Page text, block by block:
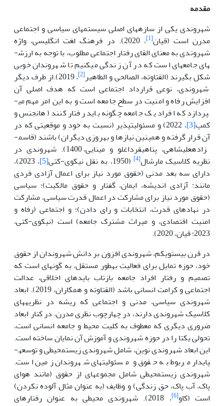
مقدمه
شهروندی یکی از سازه­های اصلی سیستم­های سیاسی و اجتماعی
مدرن است (قیان[1]
، 2020). در فرهنگ لغت انگلیسی، واژه
شهروندی به معنای القای رفتار اجتماعی مطلوب، با توجه به ارزش­
های جامعه­ای است که در آن زندگی می­کنیم تا شهروندان خوبی
شکل بگیرند (القتاوته، الصالحی و الطاهیر[2]
، 2019).از طرف دیگر
شهروندی، نوعی قرارداد اجتماعی است که هدف اصلی آن
افزایش رفاه و امنیت در سطح جامعه است و به این امر مهم می­
پردازد که افراد یک جامعه چگونه باید رفتار کنند (هانجنس و
کمپ[3]
، 2022) و مسئولیت­پذیر (نسبت به خود و موقعیتی که در
آن قرار گرفته و همپنین نیازها و بهروزی دیگران) باشند (قاسم­
زاده­علیشاهی، پناهی­قرداغلو و مینایی، 1400). شهروندی در
نظریه کلاسیک مارشال[4] (1950، به نقل نیکوی-کتی [5]
، 2023)،
دارای سه بعد مدنی (حقوق مورد نیاز برای اعمال آزادی فردی
مانند: آزادی اندیشه، ایمان، گفتار و حقوق مالکیت)؛ سیاسی
(حقوق مورد نیاز برای مشارکت در اعمال قدرت سیاسی، مشارکت
در نهادهای قدرت، انتخابات و رای دادن)؛ و اجتماعی (رفاه و
امنیت اقتصادی، و میراث مشترک جامعه) است (نیکوی-کتی،
2023؛ قیان، 2020).
در قرن بیست­و­یکم، شهروندی افزون بر دانش شهروندان از حقوق
خود، حوزه تمایل برای فعالیت به­طور مستقل، به گونه­ای است که
تصمیم و رفتار افراد جامعه بازتاب بایدهای اخلاقی، عدالت
اجتماعی و کرامت انسانی باشد (القتاوته و همکاران، 2019). ابعاد
شهروندی سیاسی، مدنی و اجتماعی که ریشه در نظریه­های
کلاسیک شهروندی دارند، در چهارچوب نظری مدرن، در کنار ابعاد
ضروری دیگری که معطوف به کلیت محیط و جامعه انسانی است،
تحولی یکتا را در حوزه شهروندی و آموزش آن نمایان ساخته است.
این ابعاد شهروندی نوین، شامل شهروندی زیست­محیطی و توسعه­
پایدار مربوط به حقوق و مسئولیت­های شهروندان زمین است.
شهروندی زیست­محیطی شامل مجموعه­ای از حقوق (مانند هوای
پاک، آب پاک، حق زندگی) و وظایف (به عنوان مثال آلوده نکردن)
است (کاو[6]
، 2018). شهروندی محیطی به عنوان رفتارهای